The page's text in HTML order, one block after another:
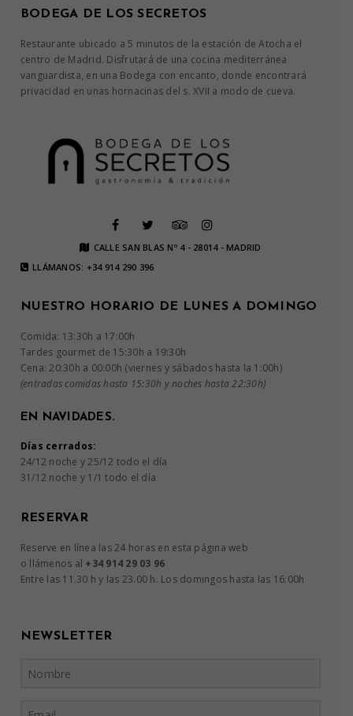
BODEGA DE LOS SECRETOS
Restaurante ubicado a 5 minutos de la estación de Atocha el
centro de Madrid. Disfrutará de una cocina mediterránea
vanguardista, en una Bodega con encanto, donde encontrará
privacidad en unas hornacinas del s. XVII a modo de cueva.
CALLE SAN BLAS Nº 4 - 28014 - MADRID
LLÁMANOS: +34 914 290 396
NUESTRO HORARIO DE LUNES A DOMINGO
Comida: 13:30h a 17:00h
Tardes gourmet de 15:30h a 19:30h
Cena: 20:30h a 00:00h (viernes y sábados hasta la 1:00h)
(entradas comidas hasta 15:30h y noches hasta 22:30h)
EN NAVIDADES.
Días cerrados:
24/12 noche y 25/12 todo el día
31/12 noche y 1/1 todo el día
RESERVAR
Reserve en línea las 24 horas en esta página web
o llámenos al +34 914 29 03 96
Entre las 11.30 h y las 23.00 h. Los domingos hasta las 16:00h
NEWSLETTER